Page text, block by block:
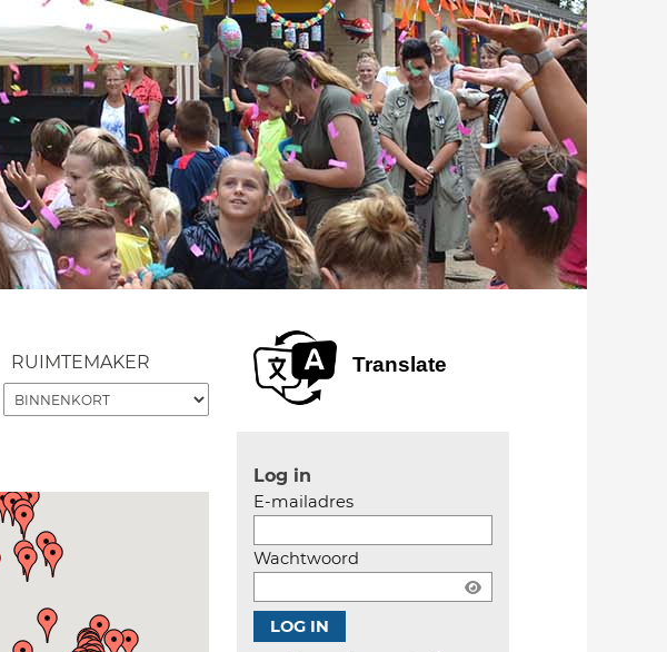
RUIMTEMAKER Translate
Log in
E-mailadres
Wachtwoord